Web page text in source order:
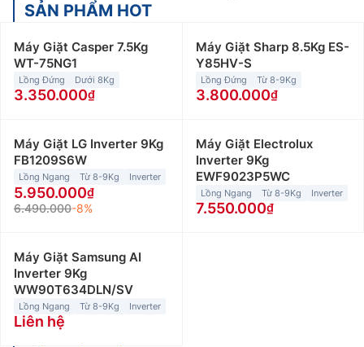
SẢN PHẨM HOT
Máy Giặt Casper 7.5Kg
WT-75NG1
Lồng Đứng Dưới 8Kg
3.350.000
Máy Giặt Sharp 8.5Kg ES-
Y85HV-S
Lồng Đứng Từ 8-9Kg
3.800.000
Máy Giặt LG Inverter 9Kg
FB1209S6W
Lồng Ngang Từ 8-9Kg Inverter
5.950.000
6.490.000-8%
Máy Giặt Electrolux
Inverter 9Kg
EWF9023P5WC
Lồng Ngang Từ 8-9Kg Inverter
7.550.000
Máy Giặt Samsung AI
Inverter 9Kg
WW90T634DLN/SV
Lồng Ngang Từ 8-9Kg Inverter
Liên hệ